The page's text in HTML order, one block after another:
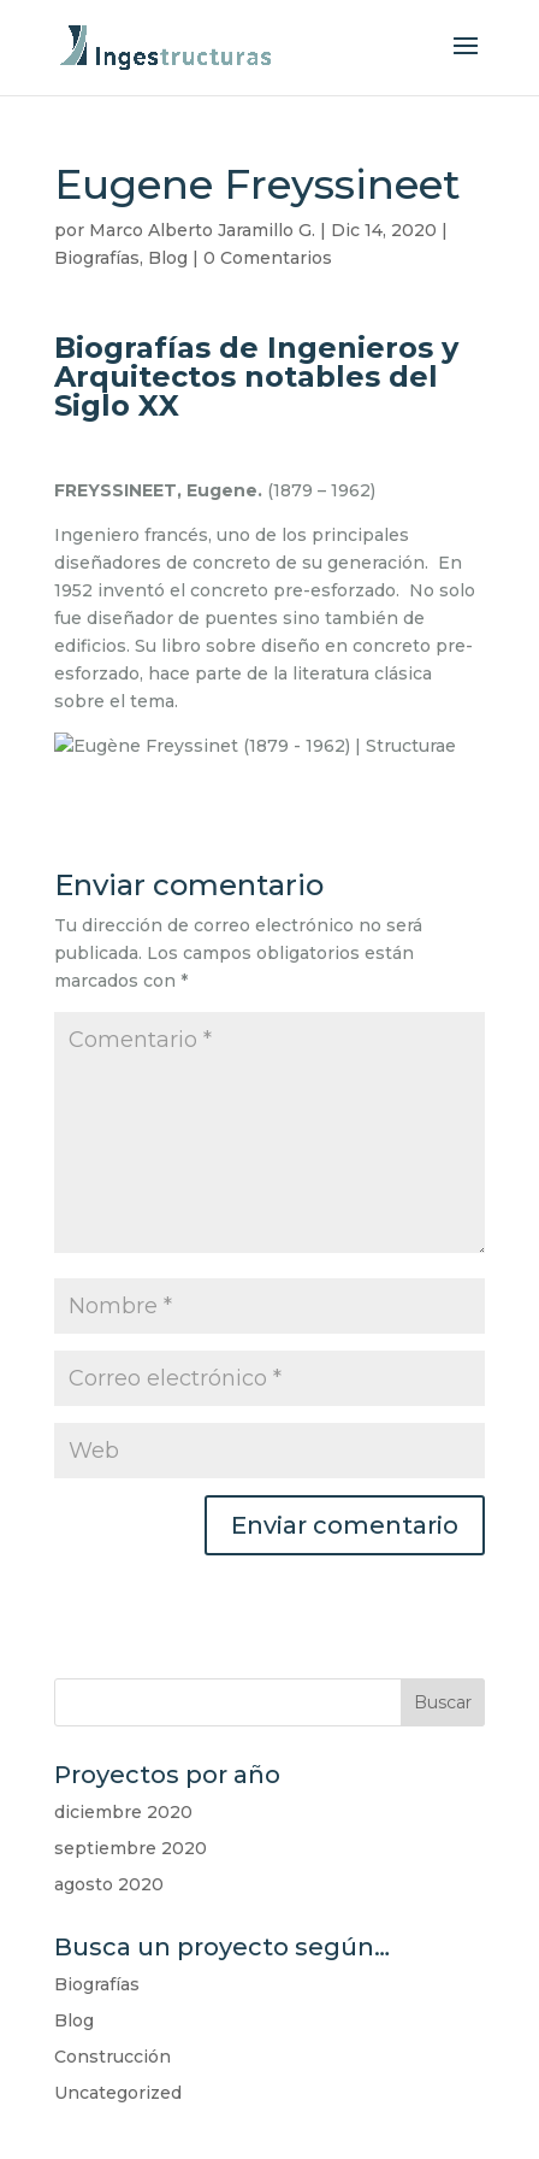
Eugene Freyssineet
por Marco Alberto Jaramillo G. | Dic 14, 2020 |
Biografías, Blog | 0 Comentarios
Biografías de Ingenieros y
Arquitectos notables del
Siglo XX
FREYSSINEET, Eugene.(1879 – 1962)
Ingeniero francés, uno de los principales
diseñadores de concreto de su generación. En
1952 inventó el concreto pre-esforzado. No solo
fue diseñador de puentes sino también de
edificios. Su libro sobre diseño en concreto pre-
esforzado, hace parte de la literatura clásica
sobre el tema.
Enviar comentario
Tu dirección de correo electrónico no será
publicada. Los campos obligatorios están
marcados con *
Proyectos por año
diciembre 2020
septiembre 2020
agosto 2020
Busca un proyecto según…
Biografías
Blog
Construcción
Uncategorized